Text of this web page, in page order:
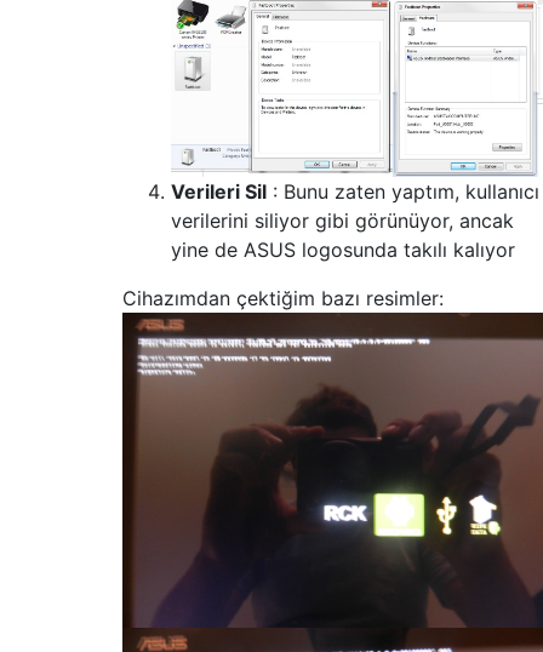
Verileri Sil : Bunu zaten yaptım, kullanıcı
verilerini siliyor gibi görünüyor, ancak
yine de ASUS logosunda takılı kalıyor
Cihazımdan çektiğim bazı resimler: